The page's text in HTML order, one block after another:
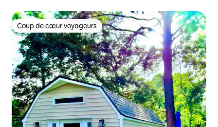
Coup de cœur voyageurs
Coup de cœur voyageurs